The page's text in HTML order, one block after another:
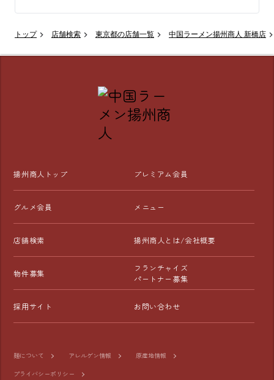
トップ 店舗検索 東京都の店舗一覧 中国ラーメン揚州商人 新橋店
※当店の冷し麺でお選びいただける麺の種類は【柳麺(細
また【+250円で大盛り】もできます。
皆様のご来店を、中国ラーメン揚州商人 新橋店スタッフ
一同、心よりお待ちしております。
ダウンロードするだけで、その日から使える特典が盛りだ
毎日届くクーポン： 餃子（6個）など、お食事のたびに使
えるクーポンが毎日届きます。
👑 【プレミアム会員】（月額300円）
す！
【特典①】選べる1品無料
「よだれ鶏」や「肉焼売」など、こだわりの前菜が半額
に！
■アプリの登録・インストール方法
揚州商人トップ プレミアム会員
グルメ会員 メニュー
店舗検索 揚州商人とは/会社概要
物件募集
フランチャイズ
パートナー募集
採用サイト お問い合わせ
麺について アレルゲン情報
原産地情報
プライバシーポリシー